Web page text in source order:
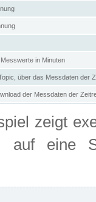
in Minuten
über das Messdaten der
der Messdaten der
zeigt
auf eine